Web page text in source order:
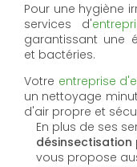
Pour une hygiène
services d'
garantissant une
et bactéries.
Votre entreprise
un nettoyage
d'air propre et
En plus de ses
désinsectisation
vous propose